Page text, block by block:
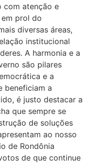
com atenção e
prol do
diversas áreas,
institucional
A harmonia e a
são pilares
e a
beneficiam a
é justo destacar a
que sempre se
de soluções
ao nosso
de Rondônia
de que continue